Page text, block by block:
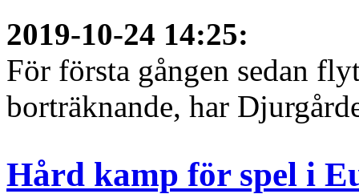
2019-10-24 14:25:
För första gången sedan
borträknande, har
Hård kamp för spel i